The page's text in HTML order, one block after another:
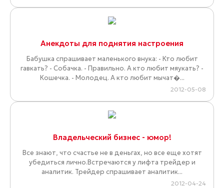
Анекдоты для поднятия настроения
Бабушка спрашивает маленького внука: - Кто любит
гавкать? - Собачка. - Правильно. А кто любит мяукать? -
Кошечка. - Молодец. А кто любит мычат�...
2012-05-08
Владельческий бизнес - юмор!
Все знают, что счастье не в деньгах, но все еще хотят
убедиться лично.Встречаются у лифта трейдер и
аналитик. Трейдер спрашивает аналитик...
2012-04-24